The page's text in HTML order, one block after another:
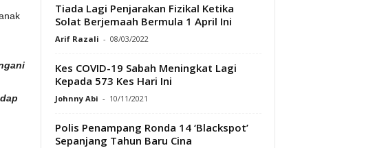
Tiada Lagi Penjarakan Fizikal Ketika
Solat Berjemaah Bermula 1 April Ini
Arif Razali - 08/03/2022
Kes COVID-19 Sabah Meningkat Lagi
Kepada 573 Kes Hari Ini
Johnny Abi - 10/11/2021
Polis Penampang Ronda 14 ‘Blackspot’
Sepanjang Tahun Baru Cina